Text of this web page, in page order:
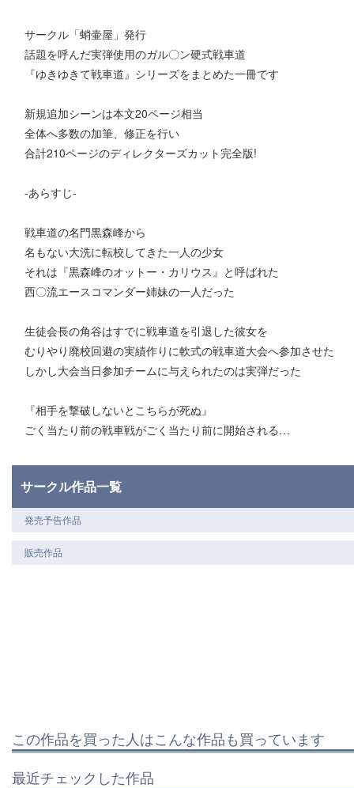
サークル「蛸壷屋」発行
話題を呼んだ実弾使用のガル〇ン硬式戦車道
『ゆきゆきて戦車道』シリーズをまとめた一冊です
新規追加シーンは本文20ページ相当
全体へ多数の加筆、修正を行い
合計210ページのディレクターズカット完全版!
-あらすじ-
戦車道の名門黒森峰から
名もない大洗に転校してきた一人の少女
それは『黒森峰のオットー・カリウス』と呼ばれた
西〇流エースコマンダー姉妹の一人だった
生徒会長の角谷はすでに戦車道を引退した彼女を
むりやり廃校回避の実績作りに軟式の戦車道大会へ参加させた
しかし大会当日参加チームに与えられたのは実弾だった
『相手を撃破しないとこちらが死ぬ』
ごく当たり前の戦車戦がごく当たり前に開始される…
サークル作品一覧
発売予告作品
販売作品
この作品を買った人はこんな作品も買っています
最近チェックした作品